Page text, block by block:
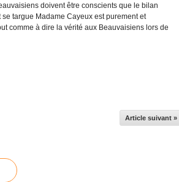
doivent être conscients que le bilan
targue Madame Cayeux est purement et
comme à dire la vérité aux Beauvaisiens lors de
Article suivant »